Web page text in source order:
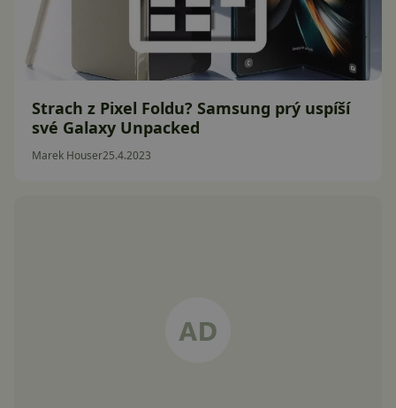
Strach z Pixel Foldu? Samsung prý uspíší
své Galaxy Unpacked
Marek Houser25.4.2023